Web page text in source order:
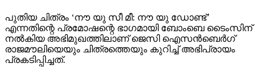
പുതിയ ചിത്രം ‘നൗ യു സീ മീ: നൗ യു ഡോണ്ട്’
എന്നതിന്റെ പ്രമോഷന്റെ ഭാഗമായി ബോംബെ ടൈംസിന്
നല്‍കിയ അഭിമുഖത്തിലാണ് ജെസി ഐസന്‍ബെര്‍ഗ്
രാജമൗലിയെയും ചിത്രത്തെയും കുറിച്ച് അഭിപ്രായം
പ്രകടിപ്പിച്ചത്.